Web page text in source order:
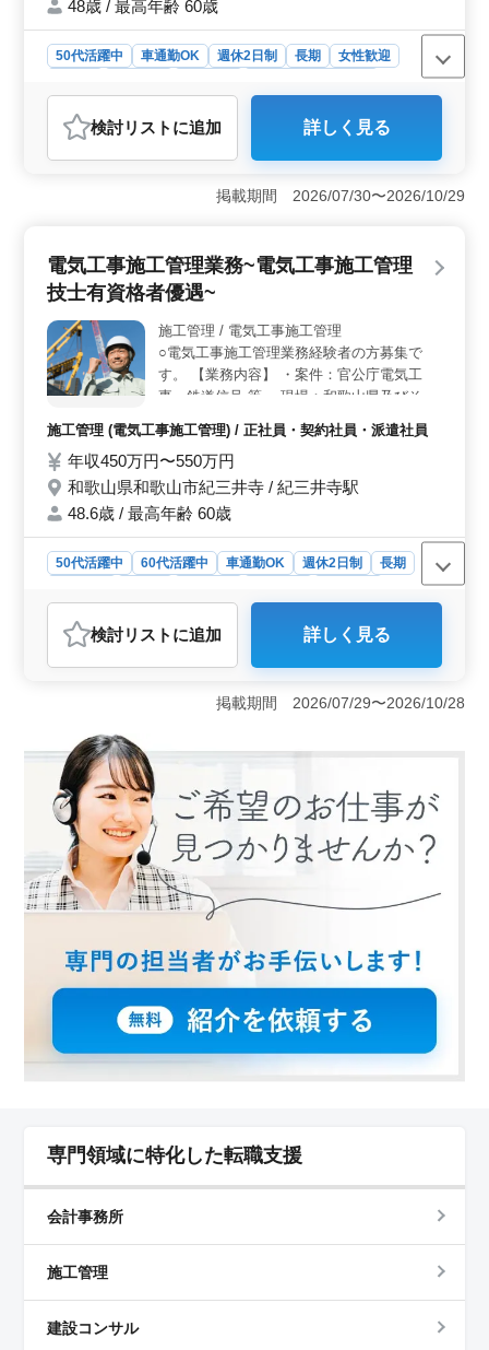
48歳 / 最高年齢 60歳
50代活躍中 車通勤OK 週休2日制 長期
女性歓迎
おすすめポイント
＜経験豊富な方へのおすすめ＞ 税務会計業務経験者歓
迎しています。データ入力や伝票起票、役所への書類提
出など幅広い業務をお任せします。長年の経験を活か
イカー通勤可で無料駐車場完備されています。落ち着い
た雰囲気の中、経験豊かな仲間と共に働けます。会計事
働きやすい環境＞ 年間休日120日。週5日勤務で、土曜
は午前中のみです。しっかりとした休憩時間も確保し、
福利厚生も充実しています。仕事とプライベートの両立
を大切にする方に最適です。
検討リスト に追加 詳しく見る
掲載期間 2026/07/30〜2026/10/29
電気工事施工管理業務~電気工事施工管理
技士有資格者優遇~
施工管理 / 電気工事施工管理
○電気工事施工管理業務経験者の方募集で
す。 【業務内容】 ・案件：官公庁電気工
事、鉄道信号 等 ・現場：和歌山県及びその
近郊 ・電気工事施工管理業務(現場代理人)
・品質、工程、安全、原価管理 ・施工計画
書を含む各種書類作成 ・設計、施工図作成
業務等 【備考】 ・マイカー通勤可能（無料
駐車場あり） ・社会保険完備 ☆CAD経験の
気軽にお問い合わせください。
施工管理 (電気工事施工管理) / 正社員・契約社員・派遣社員
年収450万円〜550万円
和歌山県和歌山市紀三井寺 / 紀三井寺駅
48.6歳 / 最高年齢 60歳
50代活躍中 60代活躍中 車通勤OK 週休2日制
長期
おすすめポイント
＜経験と資格を活かす＞ 和歌山県和歌山市紀三井寺
で、電気工事施工管理業務の求人です。官公庁や鉄道信
号などの案件で、現場代理人として品質、工程、安全、
原価管理を担当します。施工計画書の作成や設計、施工
図の作成なども行います。 ＜働きやすい環境＞ マ
イカー通勤が可能で、無料駐車場も完備されています。
社会保険も完備され、安心して働けます。CAD経験のあ
る方は優遇されます。中高年の方も歓迎しており、経験
やスキルを活かしたい方にぴったりの求人です。 ＜
募集要項＞ 必要な資格は2級電気工事施工管理技士以上
で、普通自動車運転免許も必要です。電気工事施工管理
業務経験が5年以上ある方を対象にしています。給与は年
収450万円から550万円で、通勤手当も全額支給されま
検討リスト に追加 詳しく見る
掲載期間 2026/07/29〜2026/10/28
専門領域に特化した転職支援
会計事務所
施工管理
建設コンサル